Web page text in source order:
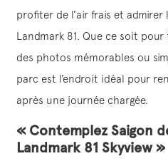
profiter de l’air frais et admirer
Landmark 81. Que ce soit pour
des photos mémorables ou
parc est l’endroit idéal pour
après une journée chargée.
« Contemplez Saigon
Landmark 81 Skyview »